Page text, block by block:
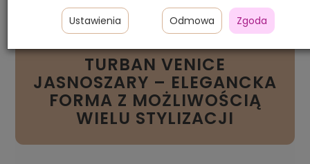
TURBAN VENICE
JASNOSZARY – ELEGANCKA
FORMA Z MOŻLIWOŚCIĄ
WIELU STYLIZACJI
Ustawienia Odmowa Zgoda